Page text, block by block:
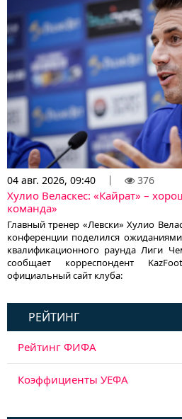
04 авг. 2026, 09:40 376
Хулио Веласкес: «Кайрат» –
команда»
Главный тренер «Левски» Хулио
конференции поделился
квалификационного раунда Лиги
сообщает корреспондент
официальный сайт клуба:
РЕЙТИНГ
Рейтинг ФИФА
Коэффициенты УЕФА